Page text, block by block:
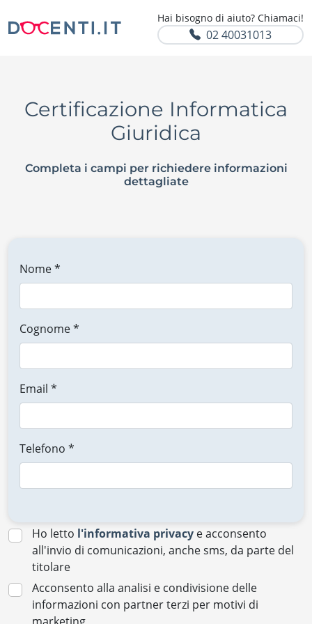
Hai bisogno di aiuto? Chiamaci!
02 40031013
Certificazione Informatica
Giuridica
Completa i campi per richiedere informazioni
dettagliate
Nome *
Cognome *
Email *
Telefono *
Ho letto l'informativa privacy e acconsento
all'invio di comunicazioni, anche sms, da parte del
titolare
Acconsento alla analisi e condivisione delle
informazioni con partner terzi per motivi di